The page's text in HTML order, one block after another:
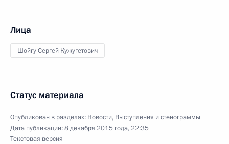
Лица
Шойгу Сергей Кужугетович
Статус материала
Опубликован в разделах: Новости, Выступления и стенограммы
Дата публикации:8 декабря 2015 года, 22:35
Текстовая версия